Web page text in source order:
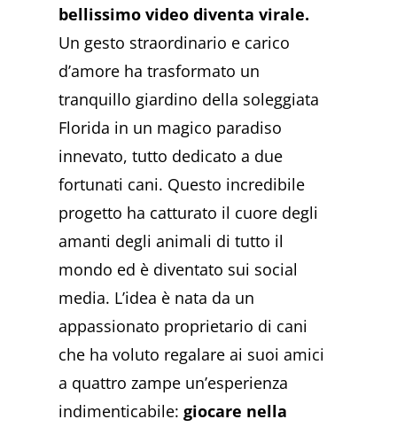
bellissimo video diventa virale.
Un gesto straordinario e carico
d’amore ha trasformato un
tranquillo giardino della soleggiata
Florida in un magico paradiso
innevato, tutto dedicato a due
fortunati cani. Questo incredibile
progetto ha catturato il cuore degli
amanti degli animali di tutto il
mondo ed è diventato sui social
media. L’idea è nata da un
appassionato proprietario di cani
che ha voluto regalare ai suoi amici
a quattro zampe un’esperienza
indimenticabile:giocare nella